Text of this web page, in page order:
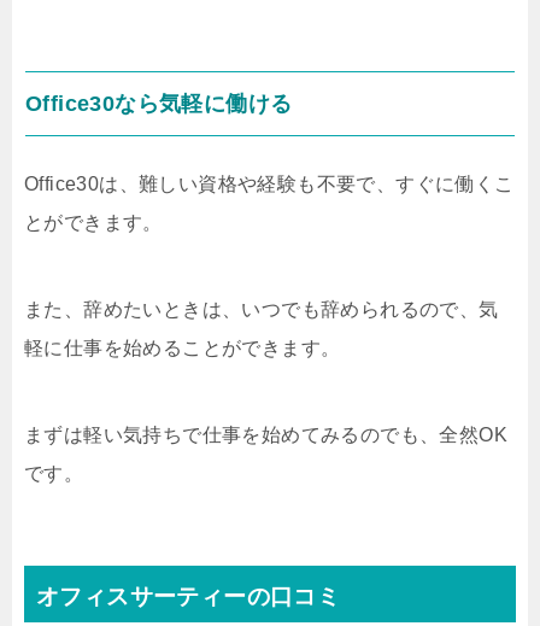
Office30なら気軽に働ける
Office30は、難しい資格や経験も不要で、すぐに働くこ
とができます。
また、辞めたいときは、いつでも辞められるので、気
軽に仕事を始めることができます。
まずは軽い気持ちで仕事を始めてみるのでも、全然OK
です。
オフィスサーティーの口コミ